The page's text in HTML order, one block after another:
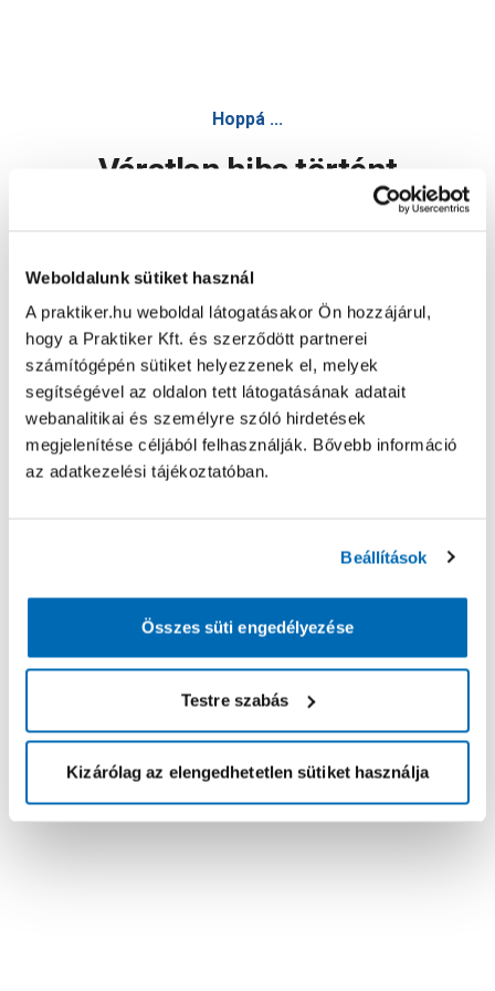
Weboldalunk sütiket használ
A praktiker.hu weboldal látogatásakor Ön hozzájárul,
hogy a Praktiker Kft. és szerződött partnerei
számítógépén sütiket helyezzenek el, melyek
segítségével az oldalon tett látogatásának adatait
webanalitikai és személyre szóló hirdetések
megjelenítése céljából felhasználják. Bővebb információ
az adatkezelési tájékoztatóban.
Beállítások
Összes süti engedélyezése
Testre szabás
Kizárólag az elengedhetetlen sütiket használja
Hoppá ...
Váratlan hiba történt
Oldal újratöltése